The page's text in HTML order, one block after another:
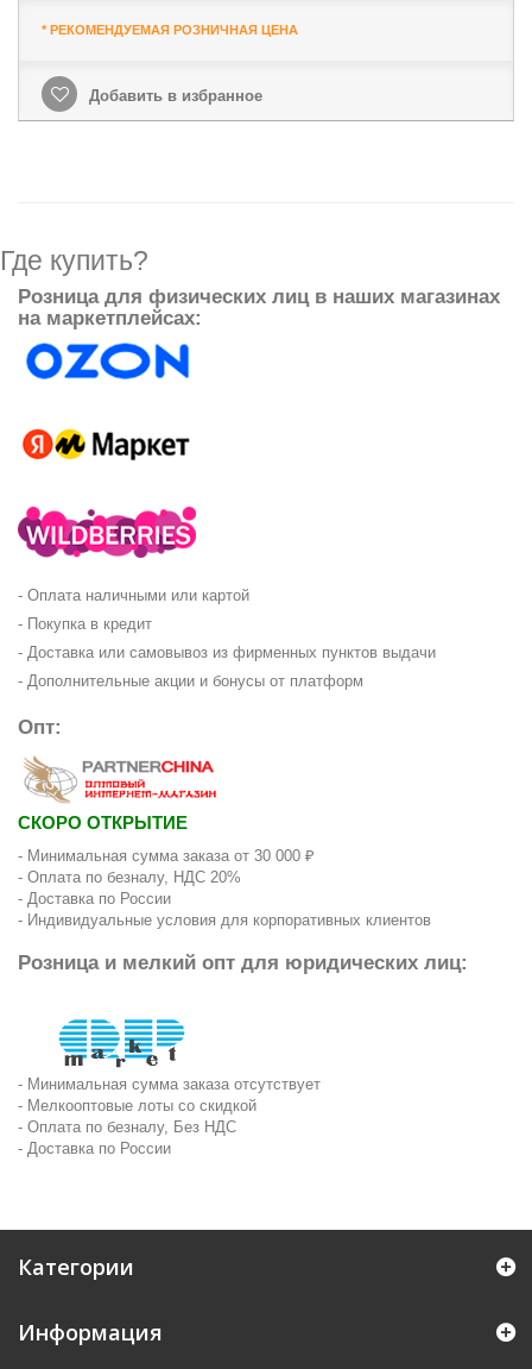
* РЕКОМЕНДУЕМАЯ РОЗНИЧНАЯ ЦЕНА
Добавить в избранное
Где купить?
Розница для физических лиц в наших магазинах
на маркетплейсах:
- Оплата наличными или картой
- Покупка в кредит
- Доставка или самовывоз из фирменных пунктов выдачи
- Дополнительные акции и бонусы от платформ
Опт:
СКОРО ОТКРЫТИЕ
- Минимальная сумма заказа от 30 000 ₽
- Оплата по безналу, НДС 20%
- Доставка по России
- Индивидуальные условия для корпоративных клиентов
Розница и мелкий опт для юридических лиц:
- Минимальная сумма заказа отсутствует
- Мелкооптовые лоты со скидкой
- Оплата по безналу, Без НДС
- Доставка по России
Категории
Информация